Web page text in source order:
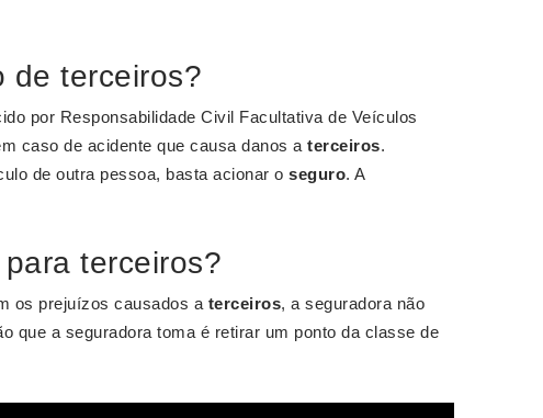
de terceiros?
por Responsabilidade Civil Facultativa de Veículos
caso de acidente que causa danos a terceiros.
de outra pessoa, basta acionar o seguro. A
terceiros?
os prejuízos causados a terceiros, a seguradora não
que a seguradora toma é retirar um ponto da classe de